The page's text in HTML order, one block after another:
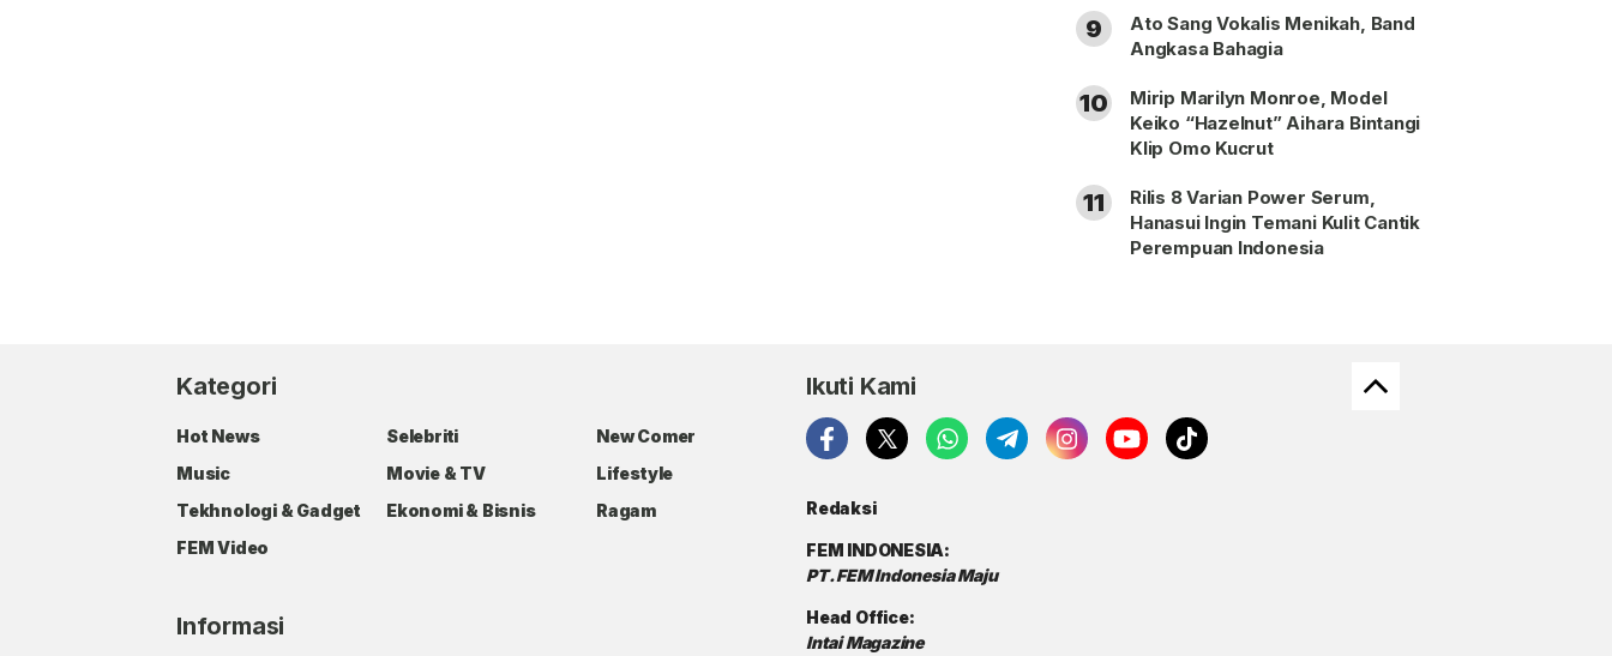
9
Ato Sang Vokalis Menikah, Band
Angkasa Bahagia
10
Mirip Marilyn Monroe, Model
Keiko “Hazelnut” Aihara Bintangi
Klip Omo Kucrut
11
Rilis 8 Varian Power Serum,
Hanasui Ingin Temani Kulit Cantik
Perempuan Indonesia
Kategori
Hot News Selebriti
New Comer
Music
Movie & TV
Lifestyle
Tekhnologi & Gadget
Ekonomi & Bisnis
Ragam
FEM Video
Informasi
Ikuti Kami
Redaksi
FEM INDONESIA:
PT. FEM Indonesia Maju
Head Office:
Intai Magazine